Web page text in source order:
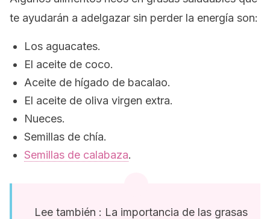
te ayudarán a adelgazar sin perder la energía son:
Los aguacates.
El aceite de coco.
Aceite de hígado de bacalao.
El aceite de oliva virgen extra.
Nueces.
Semillas de chía.
Semillas de calabaza.
Lee también : La importancia de las grasas